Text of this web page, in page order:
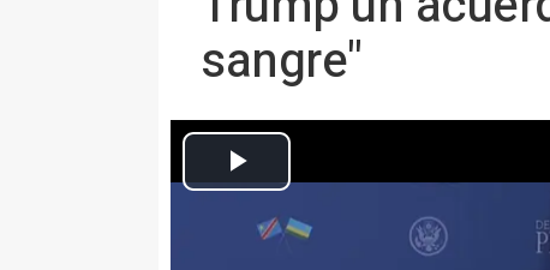
sangre"
El presidente de EEUU, Donald Trump, acoge a sus homólogos
Trump: el "histórico" pacto
prolongados" y "crea un nuevo